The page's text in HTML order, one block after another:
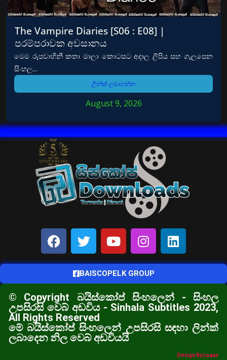
The Vampire Diaries [S06 : E08] |
පරම්පරාවක අවසානය
මෙම රුපවාහිනී කතා මාලා කොටසට අදාල ලිපිය සහ ගැලපෙන
සිංහල...
ලින්ක් ලබාගන්න
August 9, 2026
BAISCOPELK GROUP
© Copyright බයිස්කෝප් සිංහලෙන් - සිංහල
උපසිරසි වෙබ් අඩවිය - Sinhala Subtitles 2023,
All Rights Reserved
මේ බයිස්කෝප් සිංහලෙන් උපසිරසි සඳහා ලින්ක්
ලබාදෙන නිල වෙබ් අඩවියයි
Design By Logan